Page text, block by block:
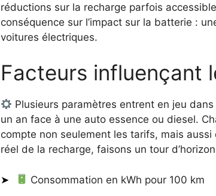
réductions sur la recharge parfois
conséquence sur l’impact sur la batterie :
voitures électriques.
Facteurs influençant
Plusieurs paramètres entrent en jeu
un an face à une auto essence ou diesel.
compte non seulement les tarifs, mais
réel de la recharge, faisons un tour
Consommation en kWh pour 100 km